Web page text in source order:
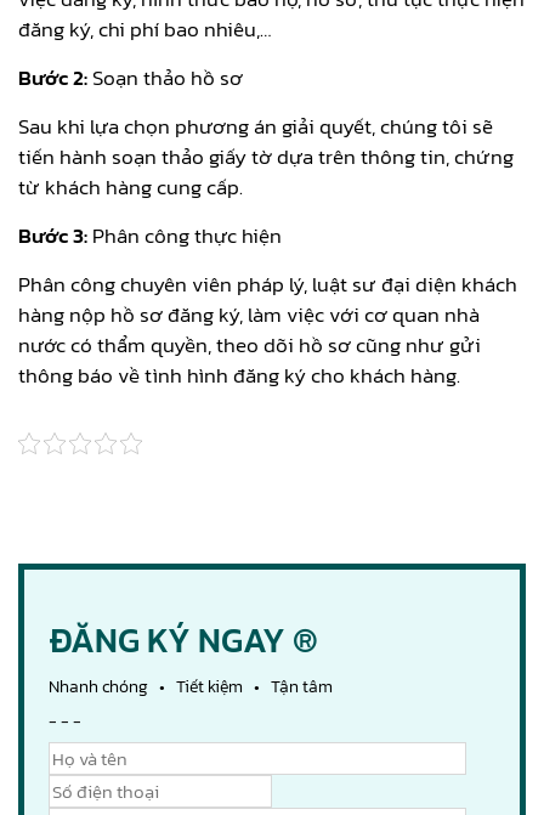
đăng ký, chi phí bao nhiêu,…
Bước 2:Soạn thảo hồ sơ
Sau khi lựa chọn phương án giải quyết, chúng tôi sẽ
tiến hành soạn thảo giấy tờ dựa trên thông tin, chứng
từ khách hàng cung cấp.
Bước 3:Phân công thực hiện
Phân công chuyên viên pháp lý, luật sư đại diện khách
hàng nộp hồ sơ đăng ký, làm việc với cơ quan nhà
nước có thẩm quyền, theo dõi hồ sơ cũng như gửi
thông báo về tình hình đăng ký cho khách hàng.
ĐĂNG KÝ NGAY ®
Nhanh chóng • Tiết kiệm • Tận tâm
- - -